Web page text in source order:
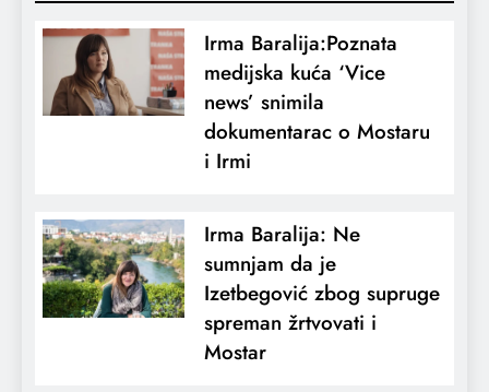
Irma Baralija:Poznata
medijska kuća ‘Vice
news’ snimila
dokumentarac o Mostaru
i Irmi
Irma Baralija: Ne
sumnjam da je
Izetbegović zbog supruge
spreman žrtvovati i
Mostar